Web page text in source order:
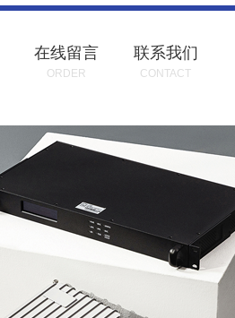
在线留言
ORDER
联系我们
CONTACT